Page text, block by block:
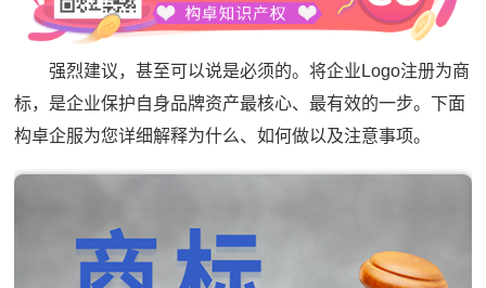
强烈建议，甚至可以说是必须的。将企业Logo注册为商
标，是企业保护自身品牌资产最核心、最有效的一步。下面
构卓企服为您详细解释为什么、如何做以及注意事项。